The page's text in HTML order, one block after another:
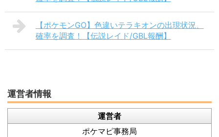
【ポケモンGO】色違いテラキオンの出現状況、
確率を調査！【伝説レイド/GBL報酬】
運営者情報
運営者
ポケマピ事務局